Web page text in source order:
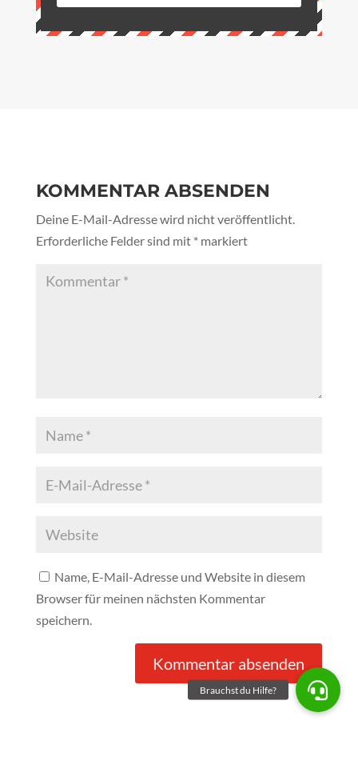
KOMMENTAR ABSENDEN
Deine E-Mail-Adresse wird nicht veröffentlicht.
Erforderliche Felder sind mit *markiert
Name, E-Mail-Adresse und Website in diesem
Browser für meinen nächsten Kommentar
speichern.